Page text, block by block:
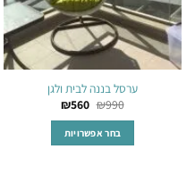
המוצר
ערסל בננה לבית ולגן
₪990
₪560
בחר אפשרויות